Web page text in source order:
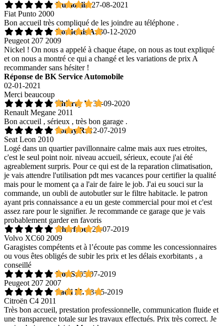
Dumoulin 27-08-2021
Fiat Punto 2000
Bon accueil très compliqué de les joindre au téléphone .
Bordelais A. 30-12-2020
Peugeot 207 2009
Nickel ! On nous a appelé à chaque étape, on nous as tout expliqué
et on nous a montré ce qui a changé et les variations de prix A
recommander sans hésiter !
Réponse de BK Service Automobile
02-01-2021
Merci beaucoup
Thierry V. 30-09-2020
Renault Megane 2011
Bon accueil , sérieux , très bon garage .
Sonny R. 12-07-2019
Seat Leon 2010
Logé dans un quartier pavillonnaire calme mais aux rues etroites,
c'est le seul point noir. niveau accueil, sérieux, ecoute j'ai été
agreablement surpris. Pour ce qui est de la reparation climatisation,
je vais attendre l'utilisation pdt mes vacances pour certifier la qualité
mais pour le moment ça a l'air de faire le job. J'ai eu souci sur la
commande, un oubli de autobutler sur le filtre habitacle. le patron
ayant pris connaissance a eu un geste commercial pour moi et c'est
assez rare pour le signifier. Je recommande ce garage que je vais
probablement garder en favoris
Cherfaoui 25-07-2019
Volvo XC60 2009
Garagistes compétents et à l’écoute pas comme les concessionnaires
ou vous êtes obligés de subir les prix et les délais exorbitants , a
conseillé
Dos S. 05-07-2019
Peugeot 207 2007
Sadli M. 08-05-2019
Citroën C4 2011
Très bon accueil, prestation professionnelle, communication fluide et
une transparence totale sur les travaux effectués. Prix très correct. Je